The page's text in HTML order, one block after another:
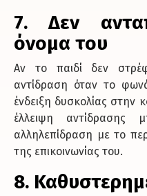
7. Δεν
όνομα του
Αν το παιδί δεν
αντίδραση όταν το
ένδειξη δυσκολίας στην
έλλειψη αντίδρασης
αλληλεπίδραση με το
της επικοινωνίας του.
8.